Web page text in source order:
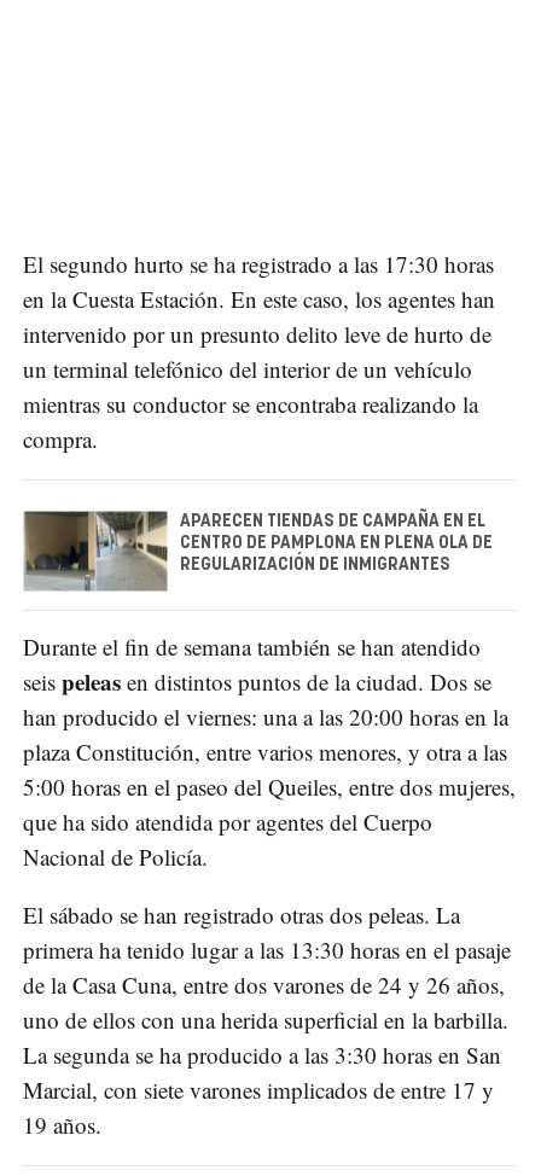
El segundo hurto se ha registrado a las 17:30 horas
en la Cuesta Estación. En este caso, los agentes han
intervenido por un presunto delito leve de hurto de
un terminal telefónico del interior de un vehículo
mientras su conductor se encontraba realizando la
compra.
APARECEN TIENDAS DE CAMPAÑA EN EL
CENTRO DE PAMPLONA EN PLENA OLA DE
REGULARIZACIÓN DE INMIGRANTES
Durante el fin de semana también se han atendido
seis peleas en distintos puntos de la ciudad. Dos se
han producido el viernes: una a las 20:00 horas en la
plaza Constitución, entre varios menores, y otra a las
5:00 horas en el paseo del Queiles, entre dos mujeres,
que ha sido atendida por agentes del Cuerpo
Nacional de Policía.
El sábado se han registrado otras dos peleas. La
primera ha tenido lugar a las 13:30 horas en el pasaje
de la Casa Cuna, entre dos varones de 24 y 26 años,
uno de ellos con una herida superficial en la barbilla.
La segunda se ha producido a las 3:30 horas en San
Marcial, con siete varones implicados de entre 17 y
19 años.